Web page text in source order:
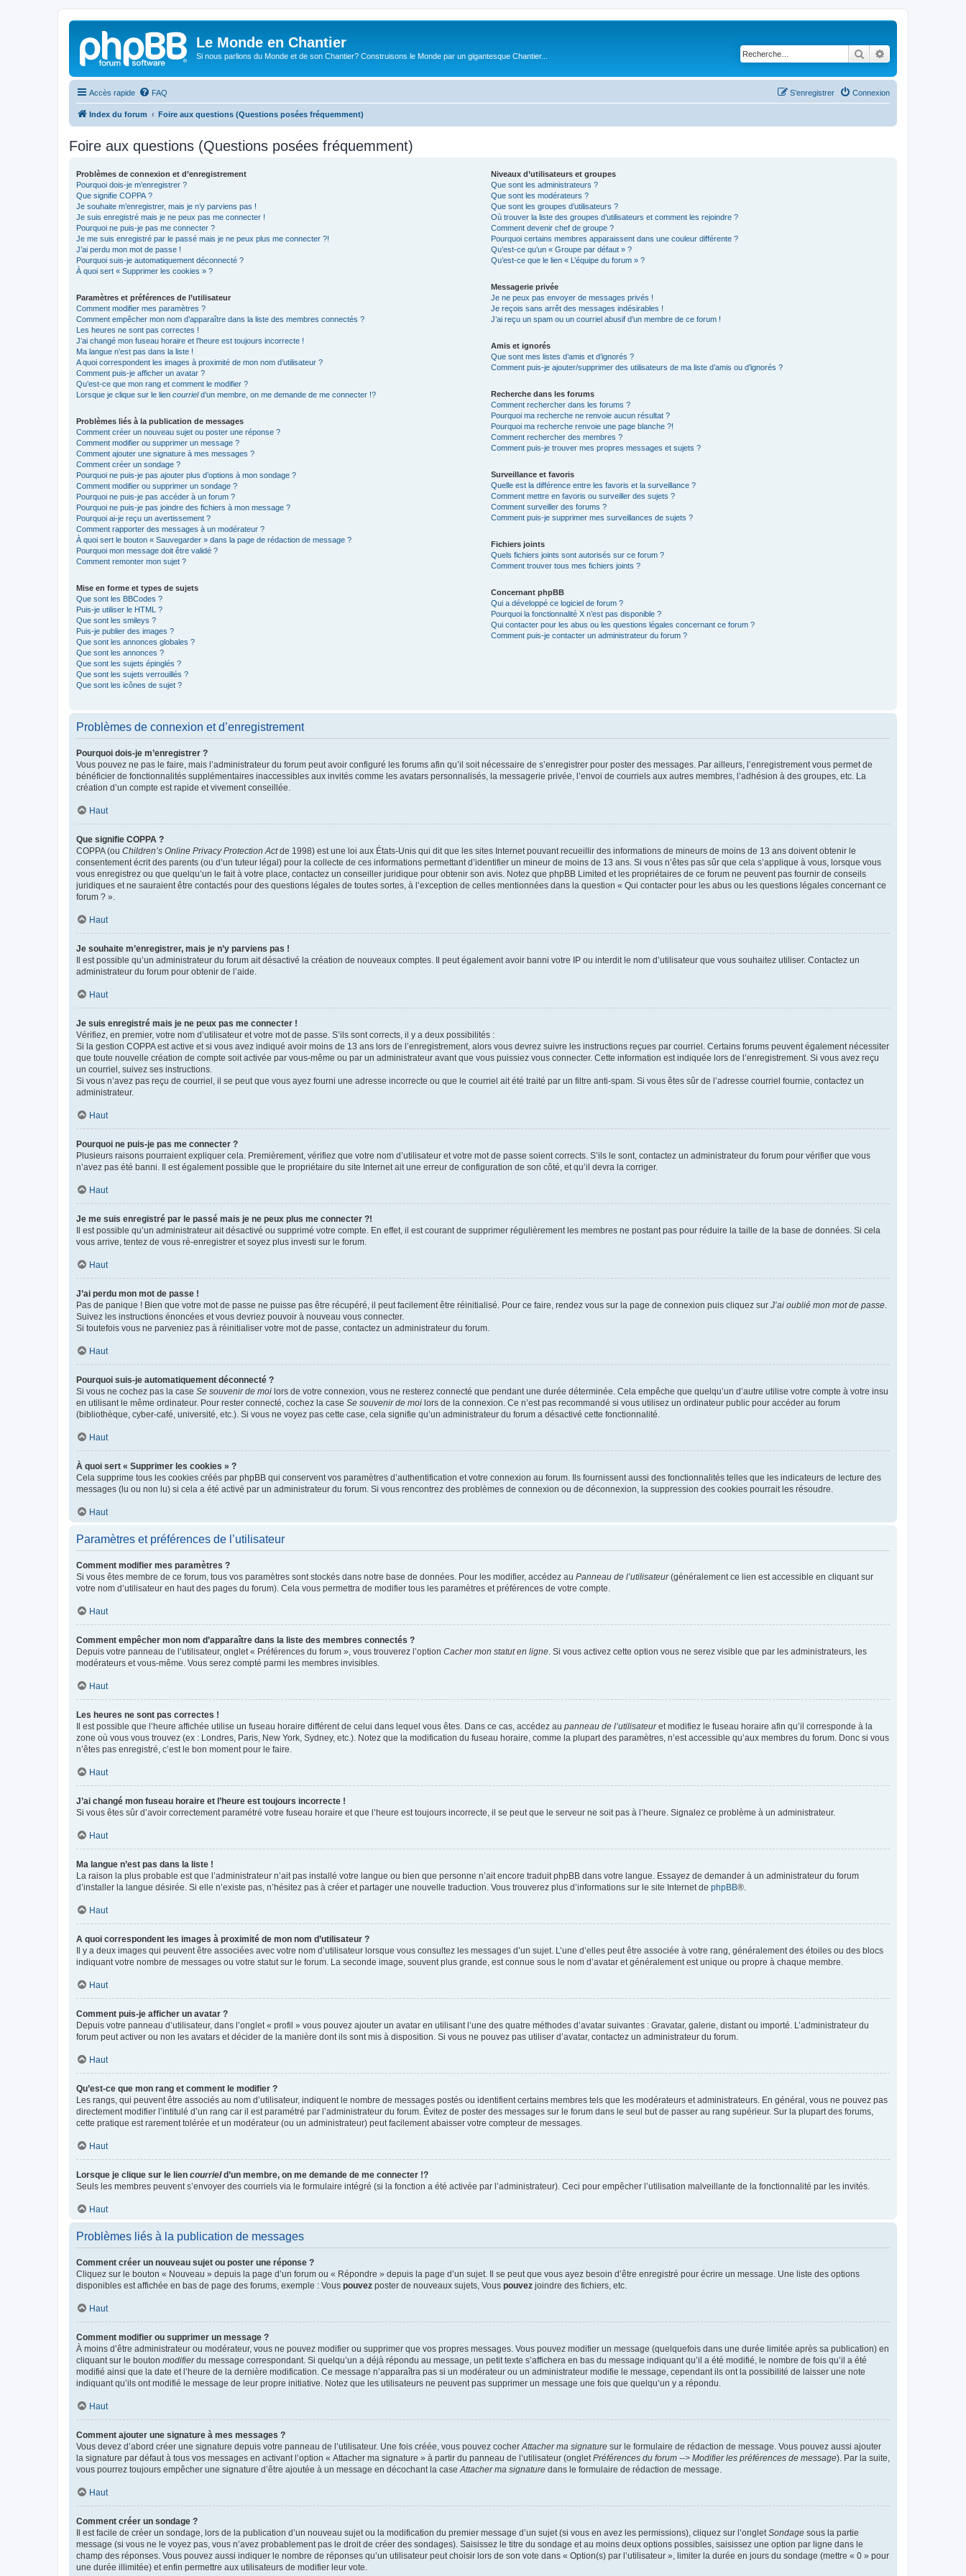
Le Monde en Chantier
Si nous parlions du Monde et de son Chantier? Construisons le Monde par un gigantesque Chantier... Rechercher
Accès rapide FAQ Connexion
S’enregistrer
Index du forum Foire aux questions (Questions posées fréquemment)
Foire aux questions (Questions posées fréquemment)
Problèmes de connexion et d’enregistrement
Pourquoi dois-je m’enregistrer ?
Que signifie COPPA ?
Je souhaite m’enregistrer, mais je n’y parviens pas !
Je suis enregistré mais je ne peux pas me connecter !
Pourquoi ne puis-je pas me connecter ?
Je me suis enregistré par le passé mais je ne peux plus me connecter ?!
J’ai perdu mon mot de passe !
Pourquoi suis-je automatiquement déconnecté ?
À quoi sert « Supprimer les cookies » ?
Paramètres et préférences de l’utilisateur
Comment modifier mes paramètres ?
Comment empêcher mon nom d’apparaître dans la liste des membres connectés ?
Les heures ne sont pas correctes !
J’ai changé mon fuseau horaire et l’heure est toujours incorrecte !
Ma langue n’est pas dans la liste !
A quoi correspondent les images à proximité de mon nom d’utilisateur ?
Comment puis-je afficher un avatar ?
Qu’est-ce que mon rang et comment le modifier ?
Lorsque je clique sur le lien courrield’un membre, on me demande de me connecter !?
Problèmes liés à la publication de messages
Comment créer un nouveau sujet ou poster une réponse ?
Comment modifier ou supprimer un message ?
Comment ajouter une signature à mes messages ?
Comment créer un sondage ?
Pourquoi ne puis-je pas ajouter plus d’options à mon sondage ?
Comment modifier ou supprimer un sondage ?
Pourquoi ne puis-je pas accéder à un forum ?
Pourquoi ne puis-je pas joindre des fichiers à mon message ?
Pourquoi ai-je reçu un avertissement ?
Comment rapporter des messages à un modérateur ?
À quoi sert le bouton « Sauvegarder » dans la page de rédaction de message ?
Pourquoi mon message doit être validé ?
Comment remonter mon sujet ?
Mise en forme et types de sujets
Que sont les BBCodes ?
Puis-je utiliser le HTML ?
Que sont les smileys ?
Puis-je publier des images ?
Que sont les annonces globales ?
Que sont les annonces ?
Que sont les sujets épinglés ?
Que sont les sujets verrouillés ?
Que sont les icônes de sujet ?
Niveaux d’utilisateurs et groupes
Que sont les administrateurs ?
Que sont les modérateurs ?
Que sont les groupes d’utilisateurs ?
Où trouver la liste des groupes d’utilisateurs et comment les rejoindre ?
Comment devenir chef de groupe ?
Pourquoi certains membres apparaissent dans une couleur différente ?
Qu’est-ce qu’un « Groupe par défaut » ?
Qu’est-ce que le lien « L’équipe du forum » ?
Messagerie privée
Je ne peux pas envoyer de messages privés !
Je reçois sans arrêt des messages indésirables !
J’ai reçu un spam ou un courriel abusif d’un membre de ce forum !
Amis et ignorés
Que sont mes listes d’amis et d’ignorés ?
Comment puis-je ajouter/supprimer des utilisateurs de ma liste d’amis ou d’ignorés ?
Recherche dans les forums
Comment rechercher dans les forums ?
Pourquoi ma recherche ne renvoie aucun résultat ?
Pourquoi ma recherche renvoie une page blanche ?!
Comment rechercher des membres ?
Comment puis-je trouver mes propres messages et sujets ?
Surveillance et favoris
Quelle est la différence entre les favoris et la surveillance ?
Comment mettre en favoris ou surveiller des sujets ?
Comment surveiller des forums ?
Comment puis-je supprimer mes surveillances de sujets ?
Fichiers joints
Quels fichiers joints sont autorisés sur ce forum ?
Comment trouver tous mes fichiers joints ?
Concernant phpBB
Qui a développé ce logiciel de forum ?
Pourquoi la fonctionnalité X n’est pas disponible ?
Qui contacter pour les abus ou les questions légales concernant ce forum ?
Comment puis-je contacter un administrateur du forum ?
Problèmes de connexion et d’enregistrement
Pourquoi dois-je m’enregistrer ?
Vous pouvez ne pas le faire, mais l’administrateur du forum peut avoir configuré les forums afin qu’il soit nécessaire de s’enregistrer pour poster des messages. Par ailleurs, l’enregistrement vous permet de
bénéficier de fonctionnalités supplémentaires inaccessibles aux invités comme les avatars personnalisés, la messagerie privée, l’envoi de courriels aux autres membres, l’adhésion à des groupes, etc. La
création d’un compte est rapide et vivement conseillée.
Haut
Que signifie COPPA ?
COPPA (ou Children’s Online Privacy Protection Actde 1998) est une loi aux États-Unis qui dit que les sites Internet pouvant recueillir des informations de mineurs de moins de 13 ans doivent obtenir le
consentement écrit des parents (ou d’un tuteur légal) pour la collecte de ces informations permettant d’identifier un mineur de moins de 13 ans. Si vous n’êtes pas sûr que cela s’applique à vous, lorsque vous
vous enregistrez ou que quelqu’un le fait à votre place, contactez un conseiller juridique pour obtenir son avis. Notez que phpBB Limited et les propriétaires de ce forum ne peuvent pas fournir de conseils
juridiques et ne sauraient être contactés pour des questions légales de toutes sortes, à l’exception de celles mentionnées dans la question « Qui contacter pour les abus ou les questions légales concernant ce
forum ? ».
Haut
Je souhaite m’enregistrer, mais je n’y parviens pas !
Il est possible qu’un administrateur du forum ait désactivé la création de nouveaux comptes. Il peut également avoir banni votre IP ou interdit le nom d’utilisateur que vous souhaitez utiliser. Contactez un
administrateur du forum pour obtenir de l’aide.
Haut
Je suis enregistré mais je ne peux pas me connecter !
Vérifiez, en premier, votre nom d’utilisateur et votre mot de passe. S’ils sont corrects, il y a deux possibilités :
Si la gestion COPPA est active et si vous avez indiqué avoir moins de 13 ans lors de l’enregistrement, alors vous devrez suivre les instructions reçues par courriel. Certains forums peuvent également nécessiter
que toute nouvelle création de compte soit activée par vous-même ou par un administrateur avant que vous puissiez vous connecter. Cette information est indiquée lors de l’enregistrement. Si vous avez reçu
un courriel, suivez ses instructions.
Si vous n’avez pas reçu de courriel, il se peut que vous ayez fourni une adresse incorrecte ou que le courriel ait été traité par un filtre anti-spam. Si vous êtes sûr de l’adresse courriel fournie, contactez un
administrateur.
Haut
Pourquoi ne puis-je pas me connecter ?
Plusieurs raisons pourraient expliquer cela. Premièrement, vérifiez que votre nom d’utilisateur et votre mot de passe soient corrects. S’ils le sont, contactez un administrateur du forum pour vérifier que vous
n’avez pas été banni. Il est également possible que le propriétaire du site Internet ait une erreur de configuration de son côté, et qu’il devra la corriger.
Haut
Je me suis enregistré par le passé mais je ne peux plus me connecter ?!
Il est possible qu’un administrateur ait désactivé ou supprimé votre compte. En effet, il est courant de supprimer régulièrement les membres ne postant pas pour réduire la taille de la base de données. Si cela
vous arrive, tentez de vous ré-enregistrer et soyez plus investi sur le forum.
Haut
J’ai perdu mon mot de passe !
Pas de panique ! Bien que votre mot de passe ne puisse pas être récupéré, il peut facilement être réinitialisé. Pour ce faire, rendez vous sur la page de connexion puis cliquez sur J’ai oublié mon mot de passe
Suivez les instructions énoncées et vous devriez pouvoir à nouveau vous connecter.
Si toutefois vous ne parveniez pas à réinitialiser votre mot de passe, contactez un administrateur du forum.
Haut
Pourquoi suis-je automatiquement déconnecté ?
Si vous ne cochez pas la case Se souvenir de moi lors de votre connexion, vous ne resterez connecté que pendant une durée déterminée. Cela empêche que quelqu’un d’autre utilise votre compte à votre insu
en utilisant le même ordinateur. Pour rester connecté, cochez la case Se souvenir de moi lors de la connexion. Ce n’est pas recommandé si vous utilisez un ordinateur public pour accéder au forum
(bibliothèque, cyber-café, université, etc.). Si vous ne voyez pas cette case, cela signifie qu’un administrateur du forum a désactivé cette fonctionnalité.
Haut
À quoi sert « Supprimer les cookies » ?
Cela supprime tous les cookies créés par phpBB qui conservent vos paramètres d’authentification et votre connexion au forum. Ils fournissent aussi des fonctionnalités telles que les indicateurs de lecture des
messages (lu ou non lu) si cela a été activé par un administrateur du forum. Si vous rencontrez des problèmes de connexion ou de déconnexion, la suppression des cookies pourrait les résoudre.
Haut
Paramètres et préférences de l’utilisateur
Comment modifier mes paramètres ?
Si vous êtes membre de ce forum, tous vos paramètres sont stockés dans notre base de données. Pour les modifier, accédez au Panneau de l’utilisateur(généralement ce lien est accessible en cliquant sur
votre nom d’utilisateur en haut des pages du forum). Cela vous permettra de modifier tous les paramètres et préférences de votre compte.
Haut
Comment empêcher mon nom d’apparaître dans la liste des membres connectés ?
Depuis votre panneau de l’utilisateur, onglet « Préférences du forum », vous trouverez l’option Cacher mon statut en ligne . Si vous activez cette option vous ne serez visible que par les administrateurs, les
modérateurs et vous-même. Vous serez compté parmi les membres invisibles.
Haut
Les heures ne sont pas correctes !
Il est possible que l’heure affichée utilise un fuseau horaire différent de celui dans lequel vous êtes. Dans ce cas, accédez au panneau de l’utilisateuret modifiez le fuseau horaire afin qu’il corresponde à la
zone où vous vous trouvez (ex : Londres, Paris, New York, Sydney, etc.). Notez que la modification du fuseau horaire, comme la plupart des paramètres, n’est accessible qu’aux membres du forum. Donc si vous
n’êtes pas enregistré, c’est le bon moment pour le faire.
Haut
J’ai changé mon fuseau horaire et l’heure est toujours incorrecte !
Si vous êtes sûr d’avoir correctement paramétré votre fuseau horaire et que l’heure est toujours incorrecte, il se peut que le serveur ne soit pas à l’heure. Signalez ce problème à un administrateur.
Haut
Ma langue n’est pas dans la liste !
La raison la plus probable est que l’administrateur n’ait pas installé votre langue ou bien que personne n’ait encore traduit phpBB dans votre langue. Essayez de demander à un administrateur du forum
d’installer la langue désirée. Si elle n’existe pas, n’hésitez pas à créer et partager une nouvelle traduction. Vous trouverez plus d’informations sur le site Internet de phpBB®.
Haut
A quoi correspondent les images à proximité de mon nom d’utilisateur ?
Il y a deux images qui peuvent être associées avec votre nom d’utilisateur lorsque vous consultez les messages d’un sujet. L’une d’elles peut être associée à votre rang, généralement des étoiles ou des blocs
indiquant votre nombre de messages ou votre statut sur le forum. La seconde image, souvent plus grande, est connue sous le nom d’avatar et généralement est unique ou propre à chaque membre.
Haut
Comment puis-je afficher un avatar ?
Depuis votre panneau d’utilisateur, dans l’onglet « profil » vous pouvez ajouter un avatar en utilisant l’une des quatre méthodes d’avatar suivantes : Gravatar, galerie, distant ou importé. L’administrateur du
forum peut activer ou non les avatars et décider de la manière dont ils sont mis à disposition. Si vous ne pouvez pas utiliser d’avatar, contactez un administrateur du forum.
Haut
Qu’est-ce que mon rang et comment le modifier ?
Les rangs, qui peuvent être associés au nom d’utilisateur, indiquent le nombre de messages postés ou identifient certains membres tels que les modérateurs et administrateurs. En général, vous ne pouvez pas
directement modifier l’intitulé d’un rang car il est paramétré par l’administrateur du forum. Évitez de poster des messages sur le forum dans le seul but de passer au rang supérieur. Sur la plupart des forums,
cette pratique est rarement tolérée et un modérateur (ou un administrateur) peut facilement abaisser votre compteur de messages.
Haut
Lorsque je clique sur le lien courrield’un membre, on me demande de me connecter !?
Seuls les membres peuvent s’envoyer des courriels via le formulaire intégré (si la fonction a été activée par l’administrateur). Ceci pour empêcher l’utilisation malveillante de la fonctionnalité par les invités.
Haut
Problèmes liés à la publication de messages
Comment créer un nouveau sujet ou poster une réponse ?
Cliquez sur le bouton « Nouveau » depuis la page d’un forum ou « Répondre » depuis la page d’un sujet. Il se peut que vous ayez besoin d’être enregistré pour écrire un message. Une liste des options
disponibles est affichée en bas de page des forums, exemple : Vous pouvez poster de nouveaux sujets, Vous pouvez joindre des fichiers, etc.
Haut
Comment modifier ou supprimer un message ?
À moins d’être administrateur ou modérateur, vous ne pouvez modifier ou supprimer que vos propres messages. Vous pouvez modifier un message (quelquefois dans une durée limitée après sa publication) en
cliquant sur le bouton modifierdu message correspondant. Si quelqu’un a déjà répondu au message, un petit texte s’affichera en bas du message indiquant qu’il a été modifié, le nombre de fois qu’il a été
modifié ainsi que la date et l’heure de la dernière modification. Ce message n’apparaîtra pas si un modérateur ou un administrateur modifie le message, cependant ils ont la possibilité de laisser une note
indiquant qu’ils ont modifié le message de leur propre initiative. Notez que les utilisateurs ne peuvent pas supprimer un message une fois que quelqu’un y a répondu.
Haut
Comment ajouter une signature à mes messages ?
Vous devez d’abord créer une signature depuis votre panneau de l’utilisateur. Une fois créée, vous pouvez cocher Attacher ma signature sur le formulaire de rédaction de message. Vous pouvez aussi ajouter
la signature par défaut à tous vos messages en activant l’option « Attacher ma signature » à partir du panneau de l’utilisateur (onglet Préférences du forum --> Modifier les préférences de message). Par la suite,
vous pourrez toujours empêcher une signature d’être ajoutée à un message en décochant la case Attacher ma signature dans le formulaire de rédaction de message.
Haut
Comment créer un sondage ?
Il est facile de créer un sondage, lors de la publication d’un nouveau sujet ou la modification du premier message d’un sujet (si vous en avez les permissions), cliquez sur l’onglet Sondage sous la partie
message (si vous ne le voyez pas, vous n’avez probablement pas le droit de créer des sondages). Saisissez le titre du sondage et au moins deux options possibles, saisissez une option par ligne dans le
champ des réponses. Vous pouvez aussi indiquer le nombre de réponses qu’un utilisateur peut choisir lors de son vote dans « Option(s) par l’utilisateur », limiter la durée en jours du sondage (mettre « 0 » pour
une durée illimitée) et enfin permettre aux utilisateurs de modifier leur vote.